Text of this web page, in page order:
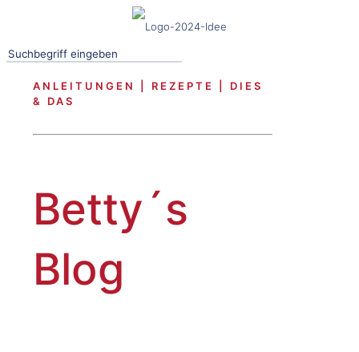
ANLEITUNGEN | REZEPTE | DIES
& DAS
Betty´s
Blog